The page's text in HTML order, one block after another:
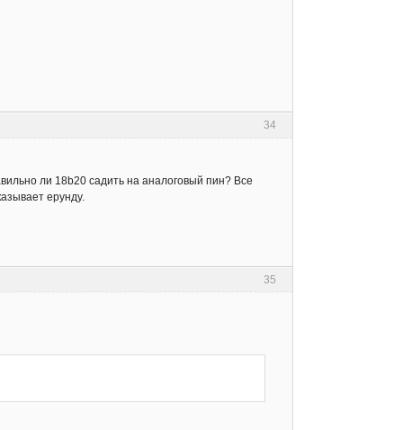
34
ли 18b20 садить на аналоговый пин? Все
ерунду.
35